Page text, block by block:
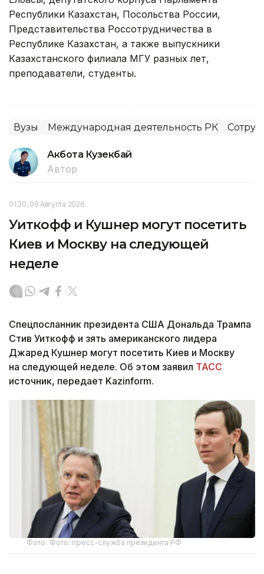
Республики Казахстан, Посольства России,
Представительства Россотрудничества в
Республике Казахстан, а также выпускники
Казахстанского филиала МГУ разных лет,
преподаватели, студенты.
Вузы Международная деятельность РК
Акбота Кузекбай
Автор
01:20, 09 Августа 2026
Уиткофф и Кушнер могут посетить
Киев и Москву на следующей
неделе
Спецпосланник президента США Дональда Трампа
Стив Уиткофф и зять американского лидера
Джаред Кушнер могут посетить Киев и Москву
на следующей неделе. Об этом заявил ТАСС
источник, передает Kazinform.
Фото: Фото: пресс-служба президента РФ